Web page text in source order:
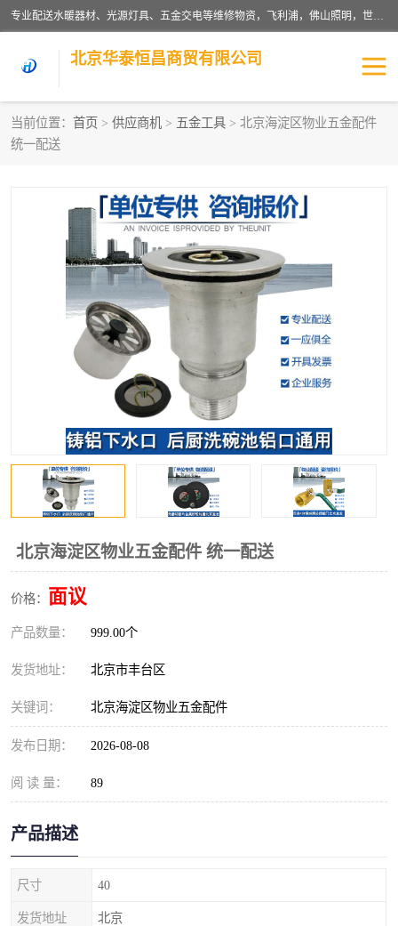
专业配送水暖器材、光源灯具、五金交电等维修物资，飞利浦，佛山照明，世达，博世，九牧，特陶等各产品涉及国内外知名品牌。公司专注与物业、学校、酒店、工厂等单位合作，提供一站式配送服务，降低客户综合成本。依托电子商务改变传统模式，以专业的团队为客户提供24H物资配送到达，货到月结、统一开票，便捷退换等服务，提高了企业的运营效率。
北京华泰恒昌商贸有限公司
当前位置： 首页 > 供应商机 > 五金工具 > 北京海淀区物业五金配件
统一配送
北京海淀区物业五金配件 统一配送
价格： 面议
产品数量： 999.00个
发货地址： 北京市丰台区
关键词： 北京海淀区物业五金配件
发布日期： 2026-08-08
阅 读 量： 89
产品描述
尺寸 40
发货地址 北京
水暖阀门
涂料辅材